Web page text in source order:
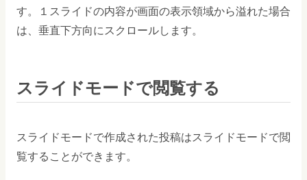
す。１スライドの内容が画面の表示領域から溢れた場合
は、垂直下方向にスクロールします。
スライドモードで閲覧する
スライドモードで作成された投稿はスライドモードで閲
覧することができます。